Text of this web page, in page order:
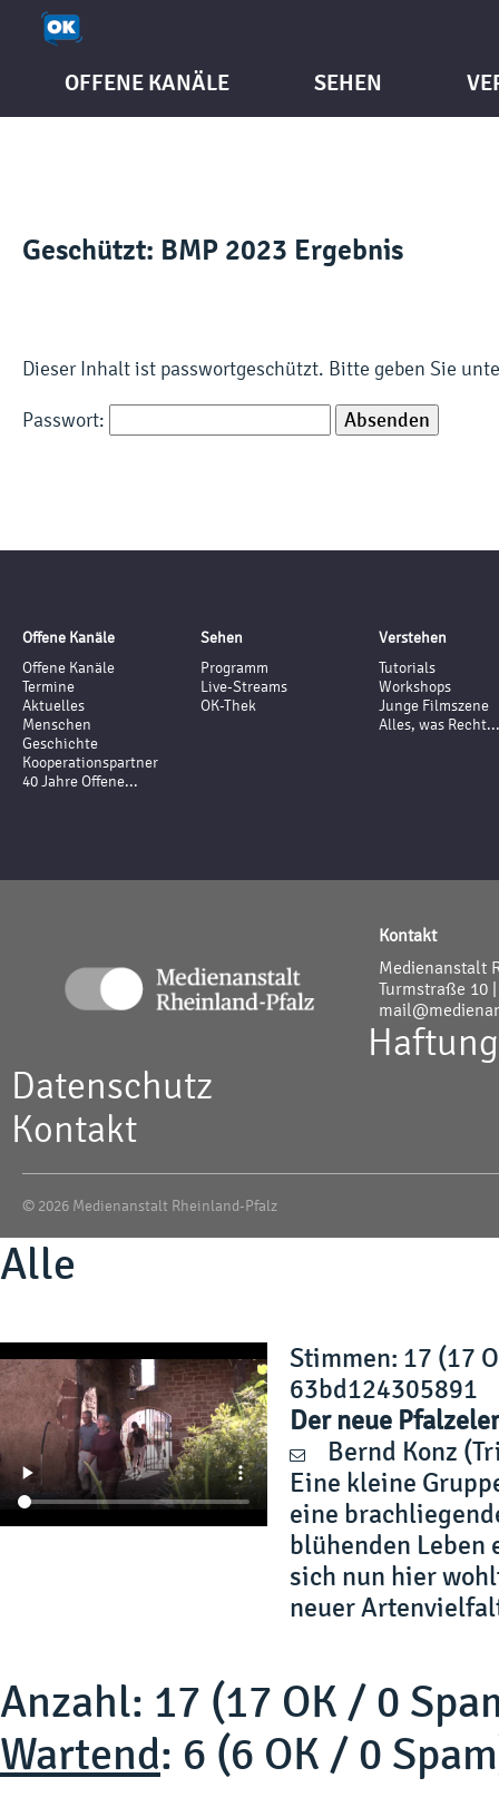
OFFENE KANÄLE SEHEN
Geschützt: BMP 2023 Ergebnis
Dieser Inhalt ist passwortgeschützt. Bitte geben Sie
Passwort:
Offene Kanäle
Offene Kanäle
Termine
Aktuelles
Menschen
Geschichte
Kooperationspartner
40 Jahre Offene...
Sehen
Programm
Live-Streams
OK-Thek
Verstehen
Tutorials
Workshops
Junge Filmszene
Alles, was Recht...
Kontakt
Medienanstalt
Turmstraße 10
Datenschutz
Kontakt
© 2026 Medienanstalt Rheinland-Pfalz
Alle
Stimmen: 17 (17
63bd124305891
Der neue
Bernd Konz
Eine kleine
eine
blühenden
sich nun hier
neuer
Anzahl: 17 (17 OK / 0
Wartend: 6 (6 OK / 0